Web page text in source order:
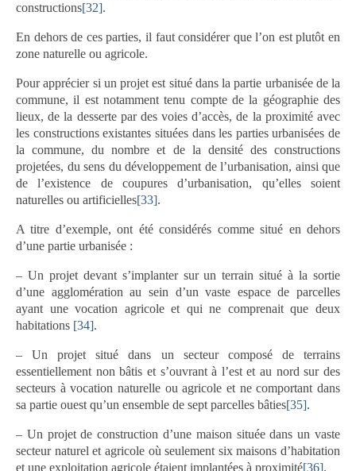
constructions[32].
En dehors de ces parties, il faut considérer que l’on est plutôt en
zone naturelle ou agricole.
Pour apprécier si un projet est situé dans la partie urbanisée de la
commune, il est notamment tenu compte de la géographie des
lieux, de la desserte par des voies d’accès, de la proximité avec
les constructions existantes situées dans les parties urbanisées de
la commune, du nombre et de la densité des constructions
projetées, du sens du développement de l’urbanisation, ainsi que
de l’existence de coupures d’urbanisation, qu’elles soient
naturelles ou artificielles[33].
A titre d’exemple, ont été considérés comme situé en dehors
d’une partie urbanisée :
– Un projet devant s’implanter sur un terrain situé à la sortie
d’une agglomération au sein d’un vaste espace de parcelles
ayant une vocation agricole et qui ne comprenait que deux
habitations [34].
– Un projet situé dans un secteur composé de terrains
essentiellement non bâtis et s’ouvrant à l’est et au nord sur des
secteurs à vocation naturelle ou agricole et ne comportant dans
sa partie ouest qu’un ensemble de sept parcelles bâties[35].
– Un projet de construction d’une maison située dans un vaste
secteur naturel et agricole où seulement six maisons d’habitation
et une exploitation agricole étaient implantées à proximité[36].